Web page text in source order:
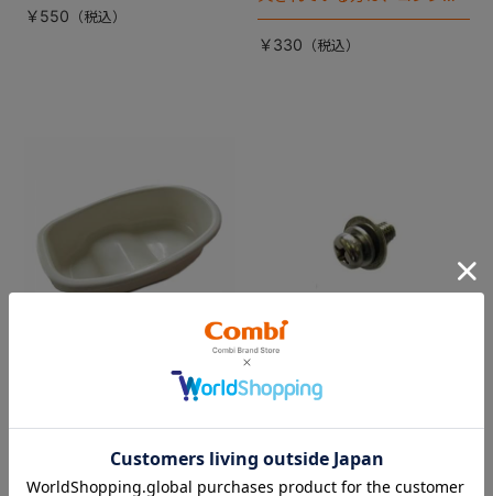
￥550
ーマープラザまでお問い合わ
せ下さい
￥330
ベビーレーベル 洋式おまる
でステップ 中桶
￥330
テップ／補助便座 共通 取っ
手ネジ